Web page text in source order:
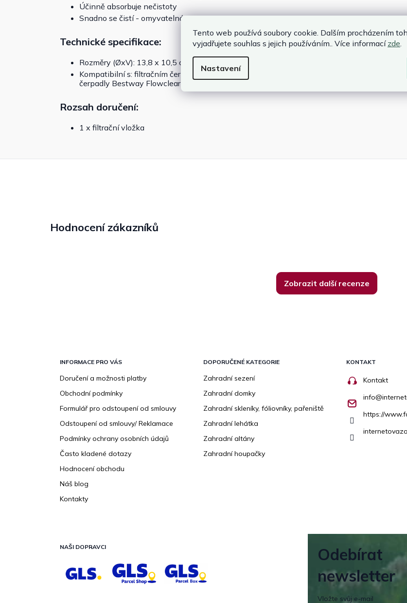
Tento web používá soubory cookie. Dalším procházením
vyjadřujete souhlas s jejich používáním.. Více informací zde
Nastavení
Účinně absorbuje nečistoty
Snadno se čistí - omyvatelná
Technické specifikace:
Rozměry (ØxV): 13,8 x 10,5 cm
Kompatibilní s: filtračním čerpadlem monzana®:
čerpadly Bestway FlowclearII
Rozsah doručení:
1 x filtrační vložka
Hodnocení zákazníků
Zobrazit další recenze
INFORMACE PRO VÁS
Doručení a možnosti platby
Obchodní podmínky
Formulář pro odstoupení od smlouvy
Odstoupení od smlouvy/ Reklamace
Podmínky ochrany osobních údajů
Často kladené dotazy
Hodnocení obchodu
Náš blog
Kontakty
DOPORUČENÉ KATEGORIE
Zahradní sezení
Zahradní domky
Zahradní skleníky, fóliovníky, pařeniště
Zahradní lehátka
Zahradní altány
Zahradní houpačky
KONTAKT
Kontakt
info@
https://
NAŠI DOPRAVCI
Odebírat
newsletter
Vložte svůj e-mail